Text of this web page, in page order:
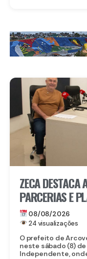
ZECA DESTACA
PARCERIAS E
FUTURO DE
08/08/2026
24 visualizações
O prefeito de
neste sábado (8)
Independente,